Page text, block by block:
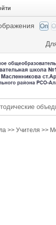
>> Учителя >>